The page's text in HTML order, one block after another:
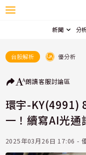
新聞 分
台股解析 優分析
朗讀客服討論區
環宇-KY(4991)
一！續寫AI光通
2025年03月26日 17:06 -